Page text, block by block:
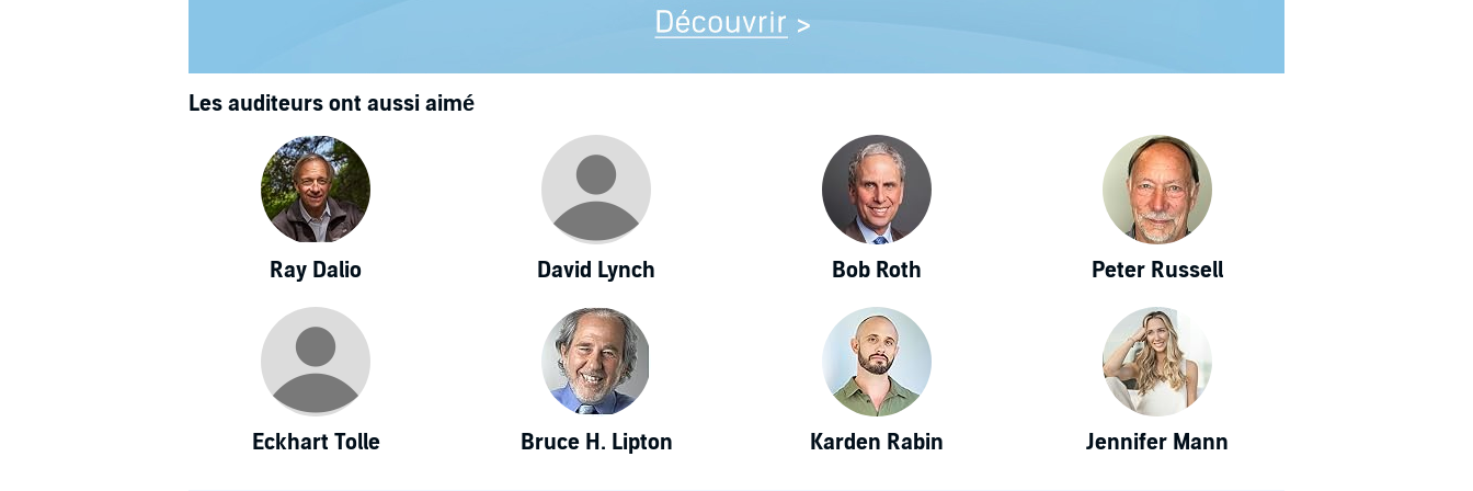
Les auditeurs ont aussi aimé
Ray Dalio David Lynch Bob Roth Peter Russell
Eckhart Tolle Bruce H. Lipton Karden Rabin Jennifer Mann